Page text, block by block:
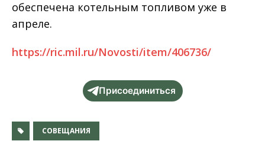
обеспечена котельным топливом уже в
апреле.
https://ric.mil.ru/Novosti/item/406736/
Присоединиться
СОВЕЩАНИЯ